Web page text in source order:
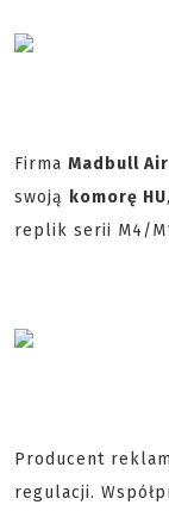
Firma Madbull
swoją komorę HU
replik serii M4/
Producent
regulacji.